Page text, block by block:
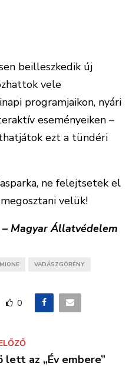
beilleszkedik új
vele
programjaikon, nyári
eseményeiken –
ezt a tündéri
ne felejtsetek el
velük!
Magyar Állatvédelem
VADÁSZGÖRÉNY
0
lett az „Év embere”